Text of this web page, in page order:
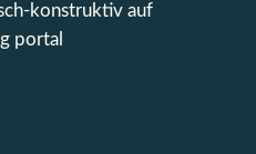
konstruktiv auf
portal